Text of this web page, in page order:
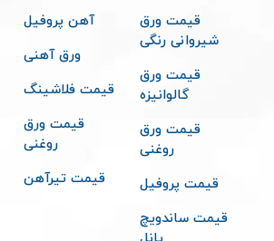
قیمت ورق
شیروانی رنگی
قیمت ورق
گالوانیزه
قیمت ورق
روغنی
قیمت پروفیل
قیمت ساندویچ
آهن پروفیل
ورق آهنی
قیمت فلاشینگ
قیمت ورق
روغنی
قیمت تیرآهن